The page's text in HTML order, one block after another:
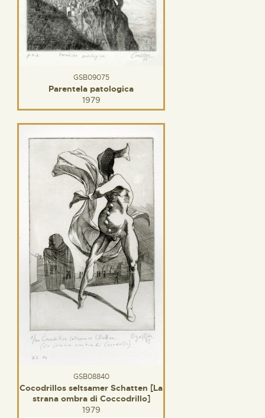
GSB09075
Parentela patologica
1979
GSB08840
Cocodrillos seltsamer Schatten [La
strana ombra di Coccodrillo]
1979